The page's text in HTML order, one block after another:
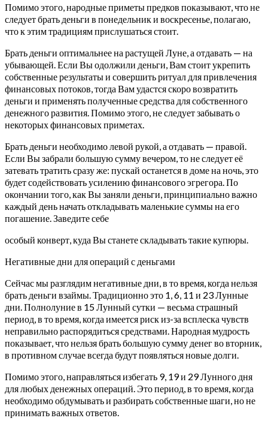
Помимо этого, народные приметы предков показывают, что не
следует брать деньги в понедельник и воскресенье, полагаю,
что к этим традициям прислушаться стоит.
Брать деньги оптимальнее на растущей Луне, а отдавать — на
убывающей. Если Вы одолжили деньги, Вам стоит укрепить
собственные результаты и совершить ритуал для привлечения
финансовых потоков, тогда Вам удастся скоро возвратить
деньги и применять полученные средства для собственного
денежного развития. Помимо этого, не следует забывать о
некоторых финансовых приметах.
Брать деньги необходимо левой рукой, а отдавать — правой.
Если Вы забрали большую сумму вечером, то не следует её
затевать тратить сразу же: пускай останется в доме на ночь, это
будет содействовать усилению финансового эгрегора. По
окончании того, как Вы заняли деньги, принципиально важно
каждый день начать откладывать маленькие суммы на его
погашение. Заведите себе
особый конверт, куда Вы станете складывать такие купюры.
Негативные дни для операций с деньгами
Сейчас мы разглядим негативные дни, в то время, когда нельзя
брать деньги взаймы. Традиционно это 1, 6, 11 и 23 Лунные
дни. Полнолуние в 15 Лунный сутки — весьма страшный
период, в то время, когда имеется риск из-за всплеска чувств
неправильно распорядиться средствами. Народная мудрость
показывает, что нельзя брать большую сумму денег во вторник,
в противном случае всегда будут появляться новые долги.
Помимо этого, направляться избегать 9, 19 и 29 Лунного дня
для любых денежных операций. Это период, в то время, когда
необходимо обдумывать и разбирать собственные шаги, но не
принимать важных ответов.